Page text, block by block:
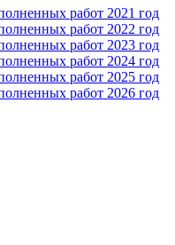
работ 2021 год
работ 2022 год
работ 2023 год
работ 2024 год
работ 2025 год
работ 2026 год